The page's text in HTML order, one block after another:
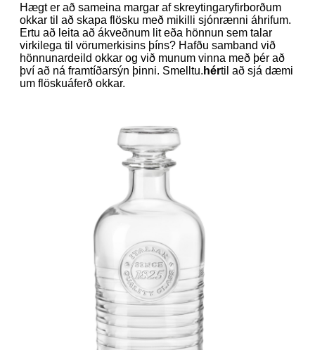
Hægt er að sameina margar af skreytingaryfirborðum
okkar til að skapa flösku með mikilli sjónrænni áhrifum.
Ertu að leita að ákveðnum lit eða hönnun sem talar
virkilega til vörumerkisins þíns? Hafðu samband við
hönnunardeild okkar og við munum vinna með þér að
því að ná framtíðarsýn þinni. Smelltu. hértil að sjá dæmi
um flöskuáferð okkar.